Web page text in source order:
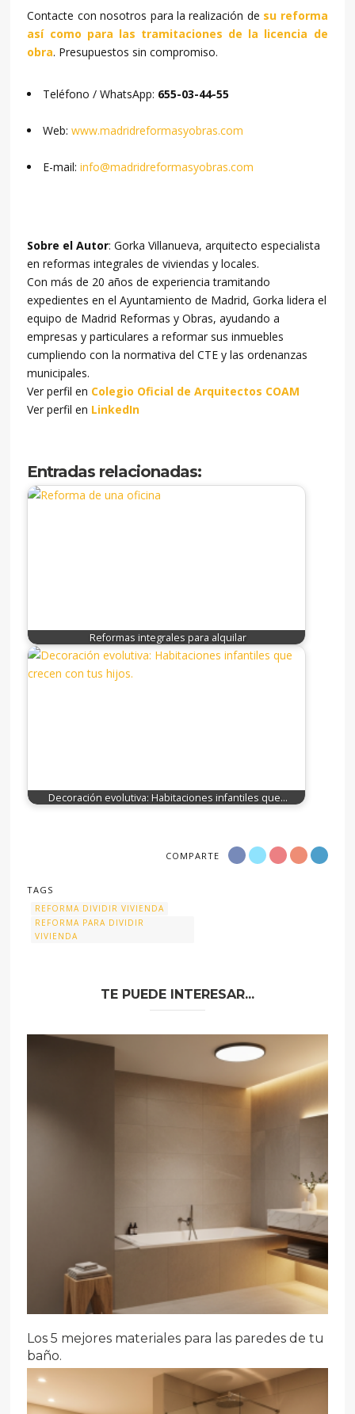
Contacte con nosotros para la realización de su reforma
así como para las tramitaciones de la licencia de
obra. Presupuestos sin compromiso.
Teléfono / WhatsApp: 655-03-44-55
Web:www.madridreformasyobras.com
E-mail:info@madridreformasyobras.com
Sobre el Autor: Gorka Villanueva, arquitecto especialista
en reformas integrales de viviendas y locales.
Con más de 20 años de experiencia tramitando
expedientes en el Ayuntamiento de Madrid, Gorka lidera el
equipo de Madrid Reformas y Obras, ayudando a
empresas y particulares a reformar sus inmuebles
cumpliendo con la normativa del CTE y las ordenanzas
municipales.
Ver perfil en Colegio Oficial de Arquitectos COAM
Ver perfil en LinkedIn
Entradas relacionadas:
Reformas integrales para alquilar
Decoración evolutiva: Habitaciones infantiles que…
COMPARTE
TAGS
REFORMA DIVIDIR VIVIENDA
REFORMA PARA DIVIDIR
VIVIENDA
TE PUEDE INTERESAR...
Los 5 mejores materiales para las paredes de tu
baño.